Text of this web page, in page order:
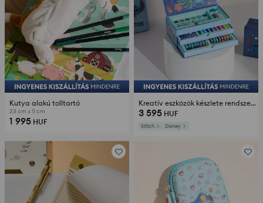
Kutya alakú tolltartó
23 cm x 11 cm
1 995 HUF
Kreatív eszközök készlete rendszerezőben 52 pack Stitch
3 595 HUF
Stitch Disney